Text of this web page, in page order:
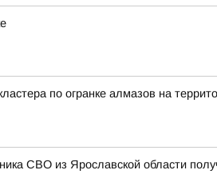
по огранке алмазов на
СВО из Ярославской области